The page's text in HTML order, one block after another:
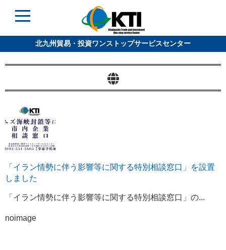
北九州貿易・投資ワンストップサービスセンター
「イラン情勢に伴う影響等に関する特別相談窓口」を設置
しました
「イラン情勢に伴う影響等に関する特別相談窓口」の...
noimage